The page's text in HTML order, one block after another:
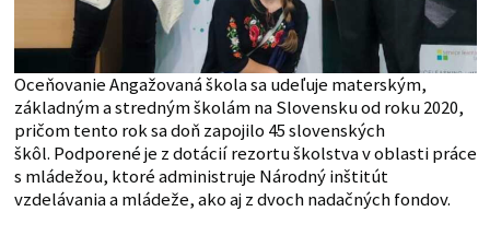
Oceňovanie Angažovaná škola sa udeľuje materským,
základným a stredným školám na Slovensku od roku 2020,
pričom tento rok sa doň zapojilo 45 slovenských
škôl. Podporené je z dotácií rezortu školstva v oblasti práce
s mládežou, ktoré administruje Národný inštitút
vzdelávania a mládeže, ako aj z dvoch nadačných fondov.